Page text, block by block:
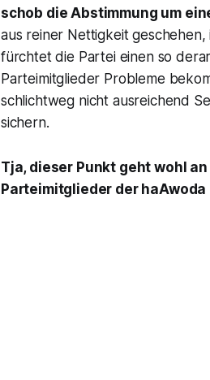
schob die Abstimmung um
aus reiner Nettigkeit
fürchtet die Partei einen so
Parteimitglieder Probleme
schlichtweg nicht ausreichend
sichern.
Tja, dieser Punkt geht wohl
Parteimitglieder der